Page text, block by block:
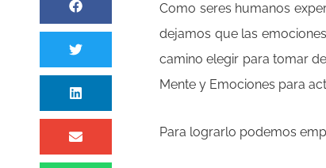
Como seres humanos
dejamos que las
camino elegir para tomar
Mente y Emociones para
Para lograrlo podemos